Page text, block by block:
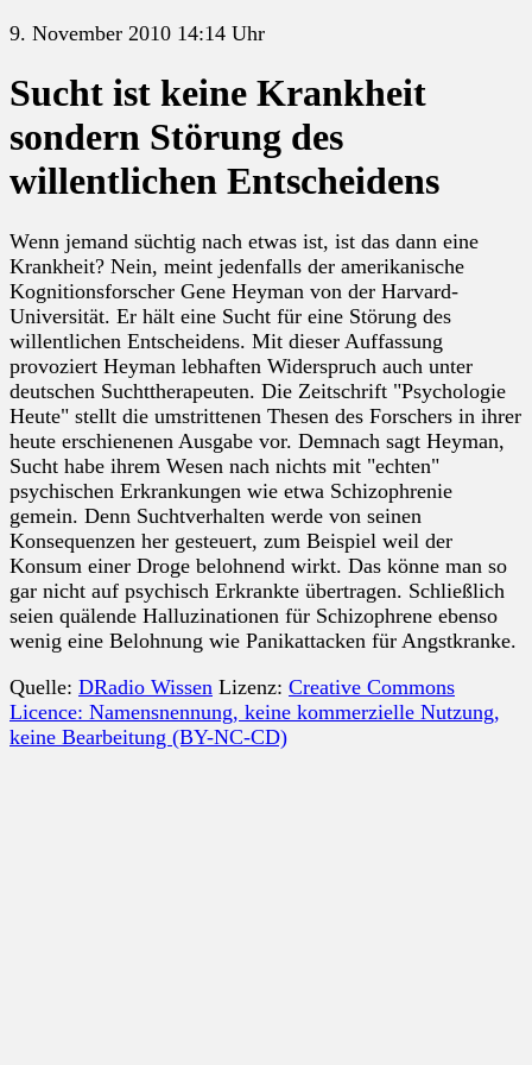
9. November 2010 14:14 Uhr
Sucht ist keine Krankheit
sondern Störung des
willentlichen Entscheidens
Wenn jemand süchtig nach etwas ist, ist das dann eine
Krankheit? Nein, meint jedenfalls der amerikanische
Kognitionsforscher Gene Heyman von der Harvard-
Universität. Er hält eine Sucht für eine Störung des
willentlichen Entscheidens. Mit dieser Auffassung
provoziert Heyman lebhaften Widerspruch auch unter
deutschen Suchttherapeuten. Die Zeitschrift "Psychologie
Heute" stellt die umstrittenen Thesen des Forschers in ihrer
heute erschienenen Ausgabe vor. Demnach sagt Heyman,
Sucht habe ihrem Wesen nach nichts mit "echten"
psychischen Erkrankungen wie etwa Schizophrenie
gemein. Denn Suchtverhalten werde von seinen
Konsequenzen her gesteuert, zum Beispiel weil der
Konsum einer Droge belohnend wirkt. Das könne man so
gar nicht auf psychisch Erkrankte übertragen. Schließlich
seien quälende Halluzinationen für Schizophrene ebenso
wenig eine Belohnung wie Panikattacken für Angstkranke.
Quelle: DRadio Wissen Lizenz: Creative Commons
Licence: Namensnennung, keine kommerzielle Nutzung,
keine Bearbeitung (BY-NC-CD)